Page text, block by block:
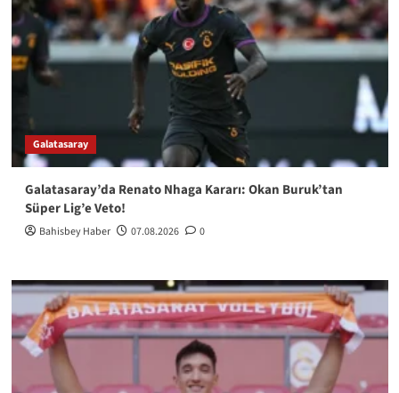
Galatasaray
Galatasaray’da Renato Nhaga Kararı: Okan Buruk’tan
Süper Lig’e Veto!
Bahisbey Haber 07.08.2026 0